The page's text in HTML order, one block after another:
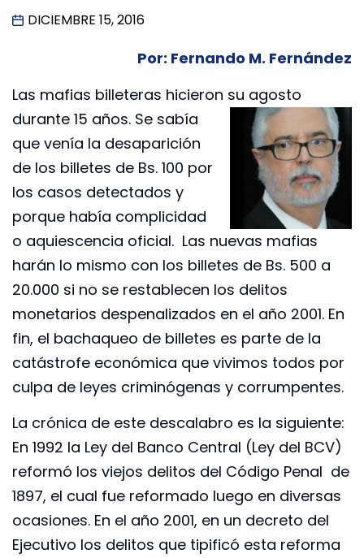
DICIEMBRE 15, 2016
Por: Fernando M. Fernández
Las mafias billeteras hicieron su agosto
durante 15 años. Se sabía
que venía la desaparición
de los billetes de Bs. 100 por
los casos detectados y
porque había complicidad
o aquiescencia oficial. Las nuevas mafias
harán lo mismo con los billetes de Bs. 500 a
20.000 si no se restablecen los delitos
monetarios despenalizados en el año 2001. En
fin, el bachaqueo de billetes es parte de la
catástrofe económica que vivimos todos por
culpa de leyes criminógenas y corrumpentes.
La crónica de este descalabro es la siguiente:
En 1992 la Ley del Banco Central (Ley del BCV)
reformó los viejos delitos del Código Penal de
1897, el cual fue reformado luego en diversas
ocasiones. En el año 2001, en un decreto del
Ejecutivo los delitos que tipificó esta reforma